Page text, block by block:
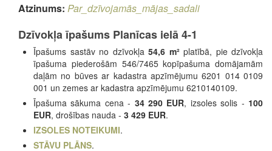
Atzinums: Par_dzīvojamās_mājas_sadali
Dzīvokļa īpašums Planīcas ielā 4-1
Īpašums sastāv no dzīvokļa 54,6 m²platībā, pie dzīvokļa
īpašuma piederošām 546/7465 kopīpašuma domājamām
daļām no būves ar kadastra apzīmējumu 6201 014 0109
001 un zemes ar kadastra apzīmējumu 6210140109.
Īpašuma sākuma cena - 34 290 EUR, izsoles solis - 100
EUR, drošības nauda - 3 429 EUR.
IZSOLES NOTEIKUMI.
STĀVU PLĀNS.